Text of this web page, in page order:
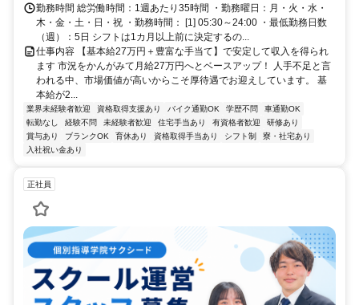
勤務時間 総労働時間：1週あたり35時間 ・勤務曜日：月・火・水・
木・金・土・日・祝 ・勤務時間： [1] 05:30～24:00 ・最低勤務日数
（週）：5日 シフトは1カ月以上前に決定するの...
仕事内容 【基本給27万円＋豊富な手当て】で安定して収入を得られ
ます 市況をかんがみて月給27万円へとベースアップ！ 人手不足と言
われる中、市場価値が高いからこそ厚待遇でお迎えしています。 基
本給が2...
業界未経験者歓迎 資格取得支援あり バイク通勤OK 学歴不問
車通勤OK
転勤なし
経験不問 未経験者歓迎 住宅手当あり 有資格者歓迎
研修あり
賞与あり
ブランクOK 育休あり 資格取得手当あり シフト制
寮・社宅あり
入社祝い金あり
正社員